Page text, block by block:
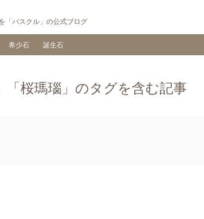
「パスクル」の公式ブログ
希少石 誕生石
「桜瑪瑙」のタグを含む記事